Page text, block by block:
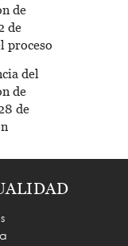
de
de
proceso
del
de
de